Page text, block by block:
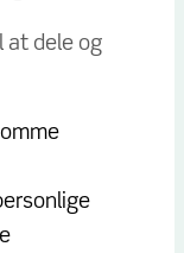
at dele og